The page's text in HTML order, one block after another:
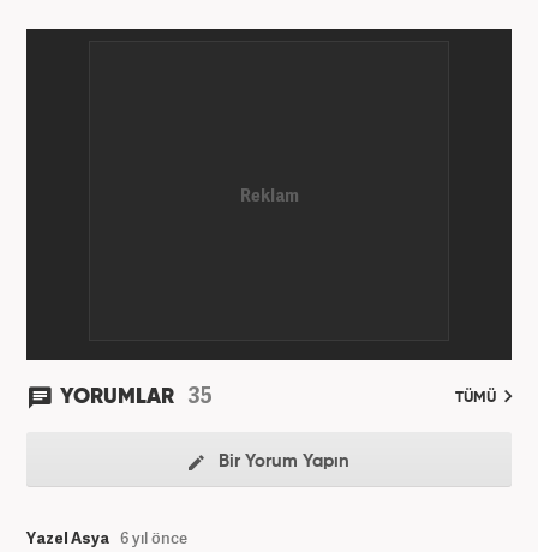
YORUMLAR 35 TÜMÜ
Bir Yorum Yapın
Yazel Asya 6 yıl önce